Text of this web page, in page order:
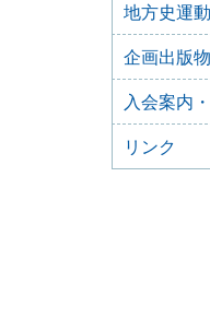
地方史運動
企画出版物
入会案内
リンク